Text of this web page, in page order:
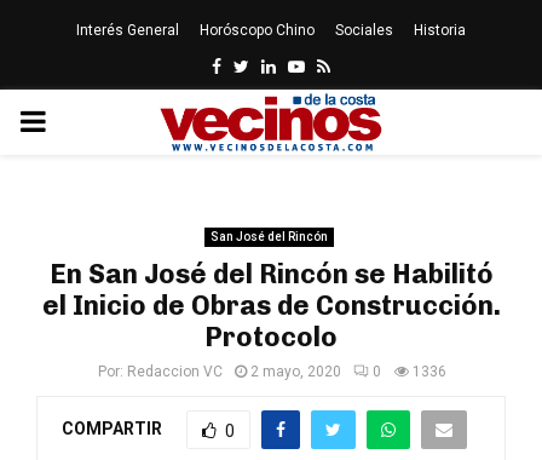
Interés General Horóscopo Chino Sociales Historia
Facebook
Twitter
LinkedinYoutube
Rss
PRIMARY
San José del Rincón
En San José del Rincón se Habilitó
el Inicio de Obras de Construcción.
Protocolo
Por: Redaccion VC 2 mayo, 2020 0 1336
COMPARTIR 0